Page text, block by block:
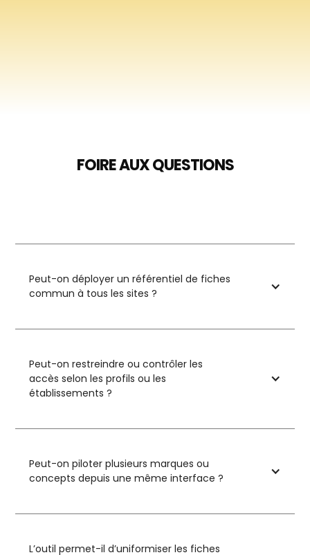
FOIRE AUX QUESTIONS
Peut-on déployer un référentiel de fiches
commun à tous les sites ?
Peut-on restreindre ou contrôler les
accès selon les profils ou les
établissements ?
Peut-on piloter plusieurs marques ou
concepts depuis une même interface ?
L’outil permet-il d’uniformiser les fiches